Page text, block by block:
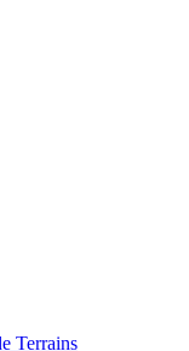
Terrains